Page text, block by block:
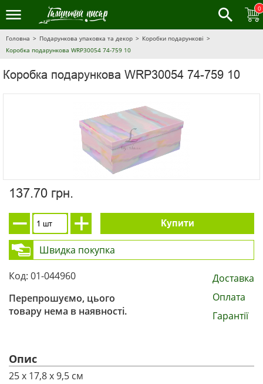
0
Головна Подарункова упаковка та декор
Коробки подарункові
Коробка подарункова WRP30054 74-759 10
Коробка подарункова WRP30054 74-759 10
137.70 грн.
Купити
Швидка покупка
Код: 01-044960
Перепрошуємо, цього
товару нема в наявності.
Доставка
Оплата
Гарантії
Опис
25 х 17,8 х 9,5 см